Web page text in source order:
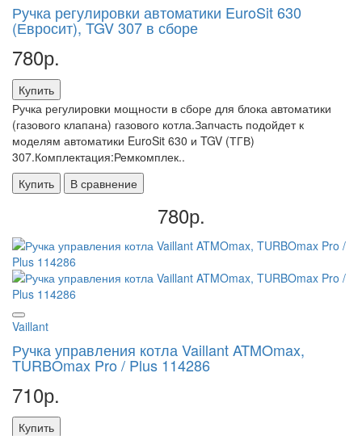
Ручка регулировки автоматики EuroSit 630
(Евросит), TGV 307 в сборе
780р.
Купить
Ручка регулировки мощности в сборе для блока автоматики
(газового клапана) газового котла.Запчасть подойдет к
моделям автоматики EuroSit 630 и TGV (ТГВ)
307.Комплектация:Ремкомплек..
Купить
В сравнение
780р.
Vaillant
Ручка управления котла Vaillant ATMOmax,
TURBOmax Pro / Plus 114286
710р.
Купить